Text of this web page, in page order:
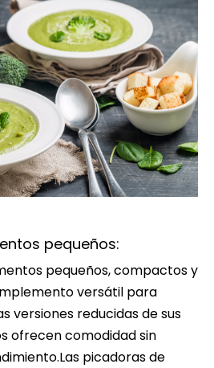
pequeños:
pequeños, compactos y
versátil para
versiones reducidas de sus
ofrecen comodidad sin
picadoras de